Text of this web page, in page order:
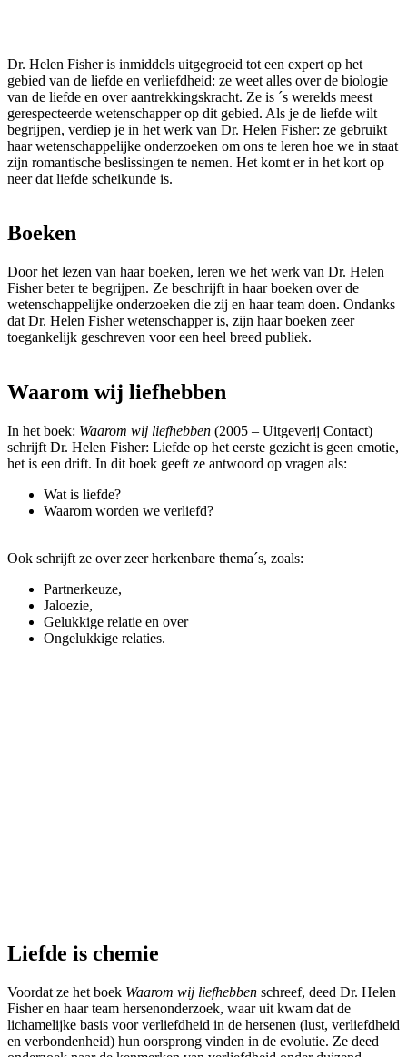
Dr. Helen Fisher is inmiddels uitgegroeid tot een expert op het
gebied van de liefde en verliefdheid: ze weet alles over de biologie
van de liefde en over aantrekkingskracht. Ze is ´s werelds meest
gerespecteerde wetenschapper op dit gebied. Als je de liefde wilt
begrijpen, verdiep je in het werk van Dr. Helen Fisher: ze gebruikt
haar wetenschappelijke onderzoeken om ons te leren hoe we in staat
zijn romantische beslissingen te nemen. Het komt er in het kort op
neer dat liefde scheikunde is.
Boeken
Door het lezen van haar boeken, leren we het werk van Dr. Helen
Fisher beter te begrijpen. Ze beschrijft in haar boeken over de
wetenschappelijke onderzoeken die zij en haar team doen. Ondanks
dat Dr. Helen Fisher wetenschapper is, zijn haar boeken zeer
toegankelijk geschreven voor een heel breed publiek.
Waarom wij liefhebben
In het boek: Waarom wij liefhebben (2005 – Uitgeverij Contact)
schrijft Dr. Helen Fisher: Liefde op het eerste gezicht is geen emotie,
het is een drift. In dit boek geeft ze antwoord op vragen als:
Wat is liefde?
Waarom worden we verliefd?
Ook schrijft ze over zeer herkenbare thema´s, zoals:
Partnerkeuze,
Jaloezie,
Gelukkige relatie en over
Ongelukkige relaties.
Liefde is chemie
Voordat ze het boek Waarom wij liefhebben schreef, deed Dr. Helen
Fisher en haar team hersenonderzoek, waar uit kwam dat de
lichamelijke basis voor verliefdheid in de hersenen (lust, verliefdheid
en verbondenheid) hun oorsprong vinden in de evolutie. Ze deed